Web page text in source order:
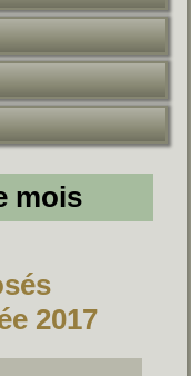
mois
2017